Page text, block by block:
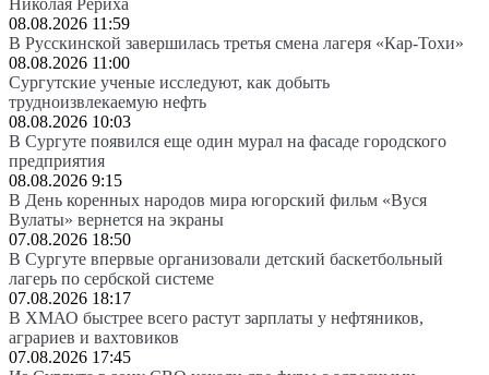
08.08.2026 11:59
В Русскинской завершилась третья смена лагеря «Кар-Тохи»
08.08.2026 11:00
Сургутские ученые исследуют, как добыть
трудноизвлекаемую нефть
08.08.2026 10:03
В Сургуте появился еще один мурал на фасаде городского
предприятия
08.08.2026 9:15
В День коренных народов мира югорский фильм «Вуся
Вулаты» вернется на экраны
07.08.2026 18:50
В Сургуте впервые организовали детский баскетбольный
лагерь по сербской системе
07.08.2026 18:17
В ХМАО быстрее всего растут зарплаты у нефтяников,
аграриев и вахтовиков
07.08.2026 17:45